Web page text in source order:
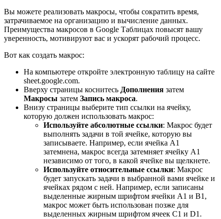
Вы можете реализовать макросы, чтобы сократить время,
затрачиваемое на организацию и вычисление данных.
Преимущества макросов в Google Таблицах повысят вашу
уверенность, мотивируют вас и ускорят рабочий процесс.
Вот как создать макрос:
На компьютере откройте электронную таблицу на сайте
sheet.google.com.
Вверху страницы коснитесь Дополнения затем
Макросы затем Запись макроса.
Внизу страницы выберите тип ссылки на ячейку,
которую должен использовать макрос:
Используйте абсолютные ссылки: Макрос будет
выполнять задачи в той ячейке, которую вы
записываете. Например, если ячейка A1
затемнена, макрос всегда затемняет ячейку A1
независимо от того, в какой ячейке вы щелкнете.
Используйте относительные ссылки: Макрос
будет запускать задачи в выбранной вами ячейке и
ячейках рядом с ней. Например, если записаны
выделенные жирным шрифтом ячейки A1 и B1,
макрос может быть использован позже для
выделенных жирным шрифтом ячеек C1 и D1.